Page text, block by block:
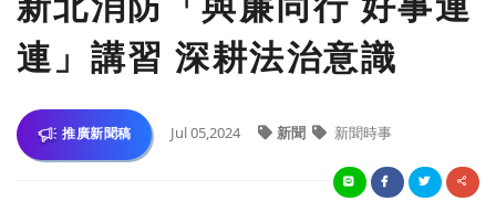
連」講習 深耕法治意識
推廣新聞稿 Jul 05,2024 新聞 新聞時事